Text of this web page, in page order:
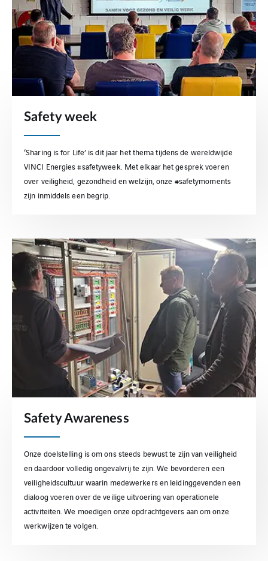
Safety week
‘Sharing is for Life’ is dit jaar het thema tijdens de wereldwijde
VINCI Energies #safetyweek. Met elkaar het gesprek voeren
over veiligheid, gezondheid en welzijn, onze #safetymoments
zijn inmiddels een begrip.
Safety Awareness
Onze doelstelling is om ons steeds bewust te zijn van veiligheid
en daardoor volledig ongevalvrij te zijn. We bevorderen een
veiligheidscultuur waarin medewerkers en leidinggevenden een
dialoog voeren over de veilige uitvoering van operationele
activiteiten. We moedigen onze opdrachtgevers aan om onze
werkwijzen te volgen.